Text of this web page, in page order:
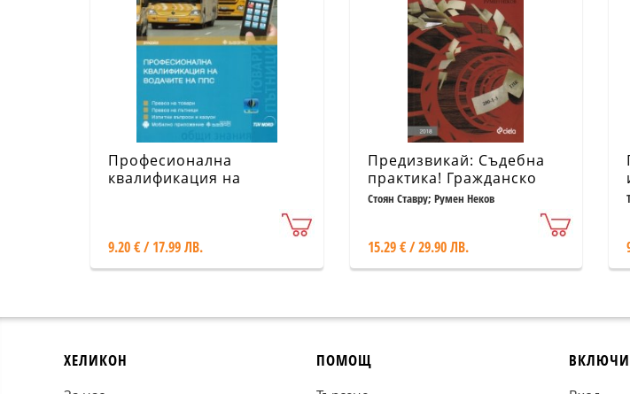
Професионална
квалификация на
9.20 € / 17.99 ЛВ.
Предизвикай: Съдебна
практика! Гражданско
право 2018
Стоян Ставру; Румен Неков
15.29 € / 29.90 ЛВ.
ХЕЛИКОН ПОМОЩ ВКЛЮЧИ